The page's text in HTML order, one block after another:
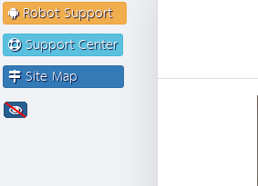
Robot Support
Support Center
Site Map